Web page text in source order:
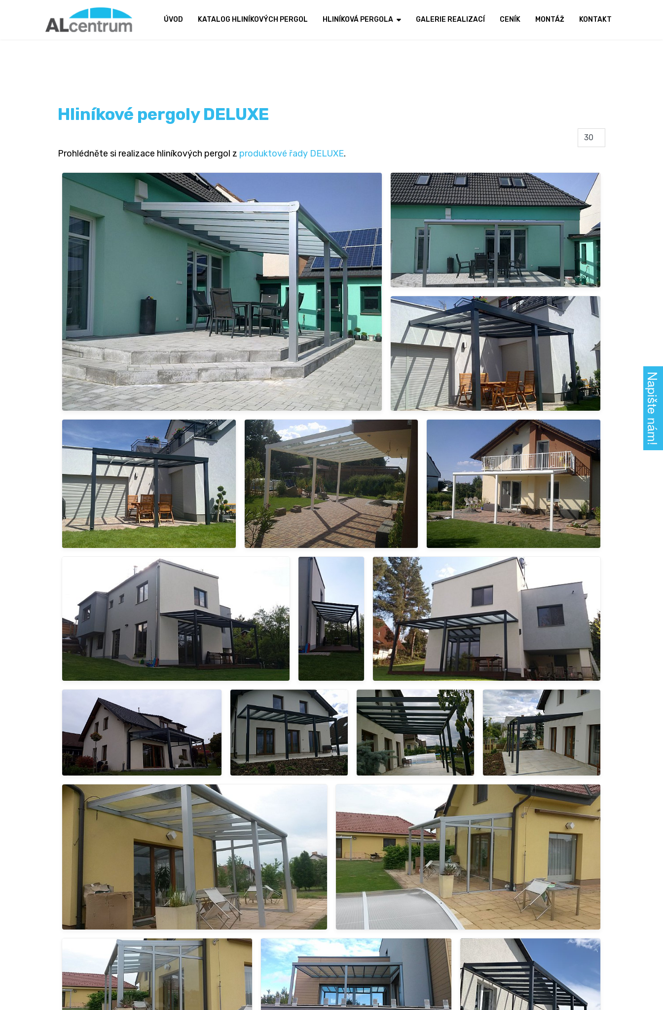
ÚVOD KATALOG HLINÍKOVÝCH PERGOL HLINÍKOVÁ PERGOLA GALERIE REALIZACÍ CENÍK MONTÁŽ KONTAKT
Hliníkové pergoly DELUXE
Prohlédněte si realizace hliníkových pergol z produktové řady DELUXE.
Napište nám!